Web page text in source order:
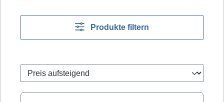
Produkte filtern